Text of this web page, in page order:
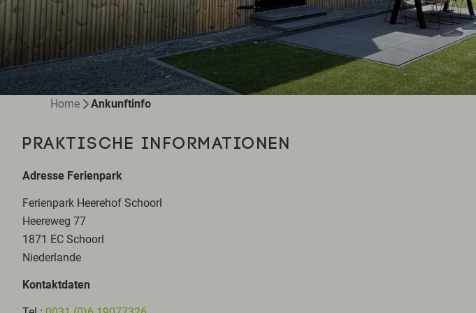
ANKUNFTINFO
Home Ankunftinfo
PRAKTISCHE INFORMATIONEN
Adresse Ferienpark
Ferienpark Heerehof Schoorl
Heereweg 77
1871 EC Schoorl
Niederlande
Kontaktdaten